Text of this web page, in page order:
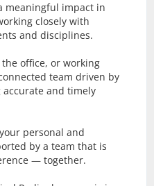
meaningful impact in
closely with
and disciplines.
office, or working
team driven by
and timely
personal and
by a team that is
— together.